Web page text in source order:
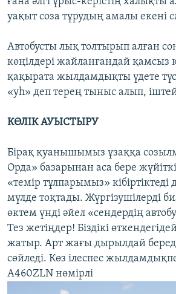
уақыт соза тұрудың амалы екені
Автобусты лық толтырып алған
көңілдері жайланғандай қамсыз
қақырата жылдамдықты үдете
«уһ» деп терең тыныс алып,
КӨЛІК АУЫСТЫРУ
Бірақ қуанышымыз ұзаққа
Орда» базарынан аса бере
«темір тұлпарымыз»
мүлде тоқтады. Жүргізушілерді
өктем үнді әйел «сендердің
Тез жетіңдер! Біздікі
жатыр. Арт жағы дырылдай
сөйледі. Көз ілеспес
A460ZLN нөмірлі